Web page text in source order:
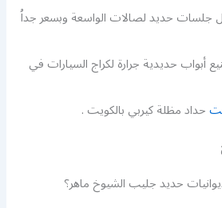
جلسات حديد لصالات الواسعة وبسعر جداُ
أبواب حديدية جرارة لكراج السيارات في
حداد مظلة كيربي بالكويت .
حديد جليب الشيوخ ماهر؟